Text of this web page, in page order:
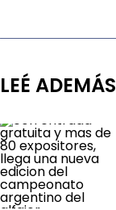
LEÉ ADEMÁS